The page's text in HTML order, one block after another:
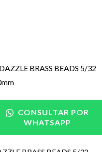
CONSULTAR POR
WHATSAPP